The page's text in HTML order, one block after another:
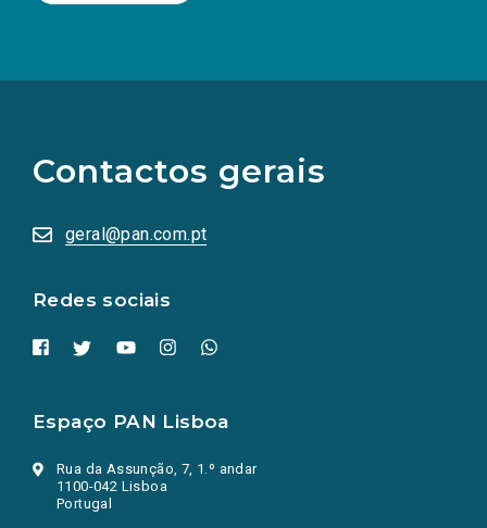
Contactos gerais
geral@pan.com.pt
Redes sociais
redes
sociais
numa
nova
Espaço PAN Lisboa
Rua da Assunção, 7, 1.º andar
1100-042 Lisboa
Portugal